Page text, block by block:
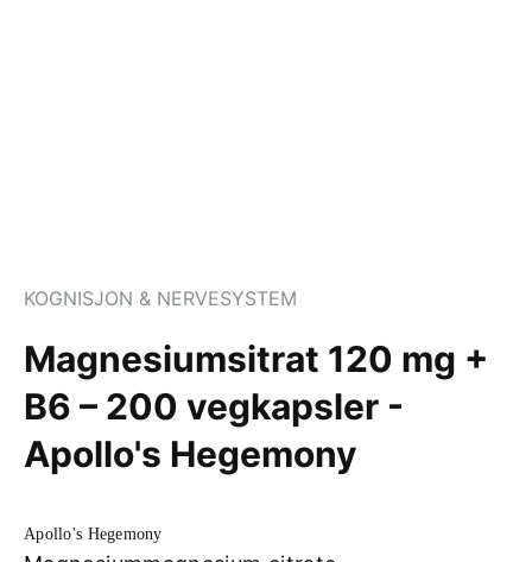
KOGNISJON & NERVESYSTEM
Magnesiumsitrat 120 mg +
B6 – 200 vegkapsler -
Apollo's Hegemony
Apollo's Hegemony